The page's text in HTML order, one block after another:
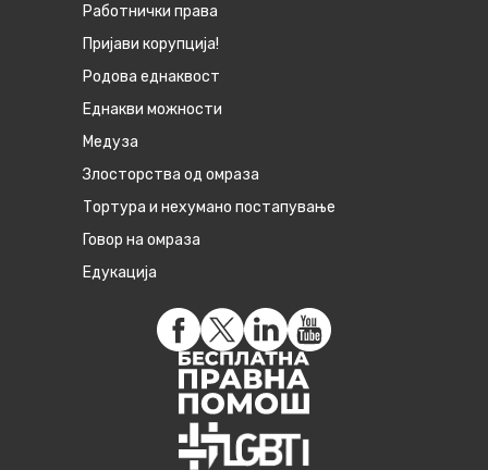
Работнички права
Пријави корупција!
Родова еднаквост
Eднакви можности
Медуза
Злосторства од омраза
Тортура и нехумано постапување
Говор на омраза
Едукација